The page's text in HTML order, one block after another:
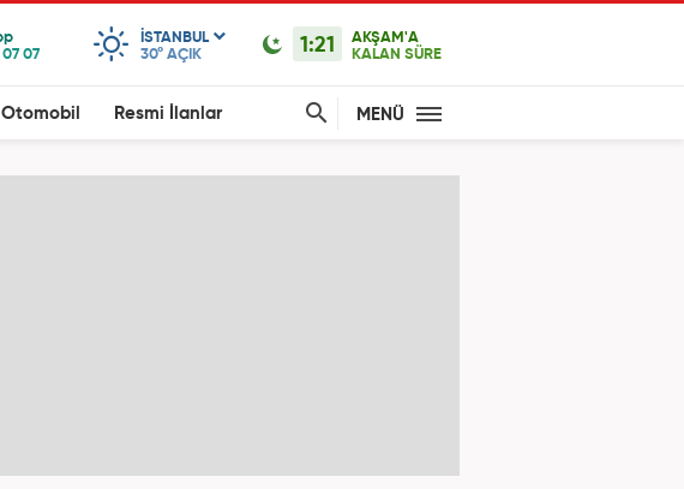
ISTANBUL
30° AÇIK 1:21
AKŞAM'A
KALAN SÜRE
Otomobil Resmi İlanlar MENÜ